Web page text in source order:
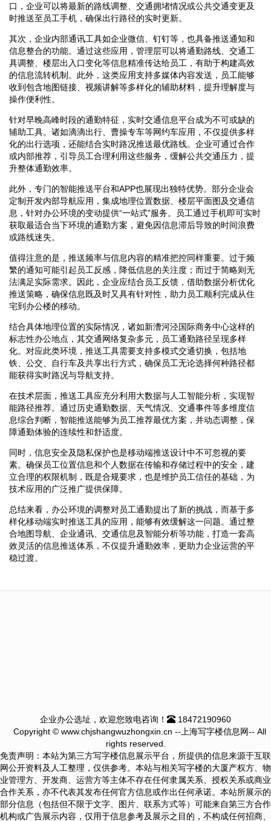
口，企业可以将最新的路线调整、交通拥堵情况或公共交通变更及
时推送至员工手机，确保出行路径的实时更新。
其次，企业内部通讯工具如企业微信、钉钉等，也具备推送通知和
信息整合的功能。通过这些应用，管理层可以将通勤路线、交通工
具调整、楼层出入口变化等信息精准传达给员工，有助于构建高效
的信息流转机制。此外，这类应用支持多媒体内容发送，员工能够
收到包含地图链接、视频讲解等多样化的辅助材料，提升理解度与
操作便利性。
针对早晚高峰时段的通勤特征，实时交通信息平台成为不可或缺的
辅助工具。诸如滴滴出行、曹操专车等网约车应用，不仅提供多样
化的出行选项，还能结合实时路况推送最优路线。企业可通过合作
或内部推荐，引导员工合理利用这些服务，缓解公共交通压力，提
升整体通勤效率。
此外，专门的智能推送平台和APP也展现出独特优势。部分企业会
定制开发内部导航应用，集成地理位置数据、楼层平面图及交通信
息，针对办公环境的变动提供“一站式”服务。员工通过手机即可实时
获取最适合当下环境的通勤方案，避免因信息滞后导致的时间浪费
或路线迷失。
值得注意的是，推送频率与信息内容的精准把控同样重要。过于频
繁的通知可能引起员工反感，降低信息的关注度；而过于简略则无
法满足实际需求。因此，企业应结合员工反馈，借助数据分析优化
推送策略，确保信息既及时又具有针对性，助力员工顺利完成从住
宅到办公楼的移动。
结合具体地理位置的实际情况，诸如新漕河泾国际商务中心这样的
标志性办公地点，其交通网络复杂多元，员工通勤路径呈现多样
化。对应此类环境，推送工具需要支持多模式交通切换，包括地
铁、公交、自行车及共享出行方式，确保员工无论选择何种路径都
能获得实时路况与导航支持。
在技术层面，推送工具应充分利用大数据与人工智能分析，实现智
能路径推荐。通过历史通勤数据、天气情况、交通事件等多维度信
息综合判断，智能推送能够为员工推荐最优方案，并动态调整，保
障通勤体验的连续性和舒适度。
同时，信息安全及隐私保护也是移动端推送设计中不可忽视的要
素。确保员工位置信息和个人数据在传输和存储过程中的安全，建
立合理的权限机制，既是合规要求，也是维护员工信任的基础，为
技术应用的广泛推广提供保障。
总结来看，办公环境的调整对员工通勤提出了新的挑战，而基于多
样化移动端实时推送工具的应用，能够有效缓解这一问题。通过整
合地图导航、企业通讯、交通信息及智能分析等功能，打造一套高
效灵活的信息推送体系，不仅提升通勤效率，更助力企业运营的平
稳过渡。
企业办公选址，欢迎您致电咨询！
18472190960
Copyright © www.chjshangwuzhongxin.cn --上海写字楼信息网-- All
rights reserved.
免责声明：本站为第三方写字楼信息展示平台，所提供的信息来源于互联
网公开资料及人工整理，仅供参考。本站与相关写字楼的大厦产权方、物
业管理方、开发商、运营方等主体不存在任何隶属关系、授权关系或商业
合作关系，亦不代表其发布任何官方信息或作出任何承诺。本站所展示的
部分信息（包括但不限于文字、图片、联系方式等）可能来自第三方合作
机构或广告展示内容，仅用于信息参考及展示之目的，不构成任何招商、